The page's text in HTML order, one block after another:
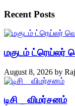
Recent Posts
மகுடம் ட்ரெய்லர்
August 8, 2026 by
டிசி _ விமர்சனம்